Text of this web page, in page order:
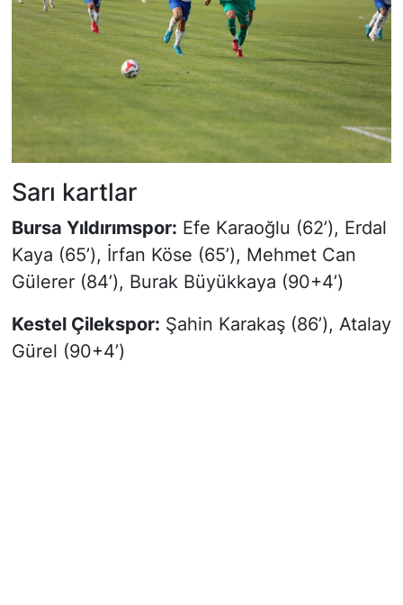
Sarı kartlar
Bursa Yıldırımspor: Efe Karaoğlu (62’), Erdal
Kaya (65’), İrfan Köse (65’), Mehmet Can
Gülerer (84’), Burak Büyükkaya (90+4’)
Kestel Çilekspor: Şahin Karakaş (86’), Atalay
Gürel (90+4’)